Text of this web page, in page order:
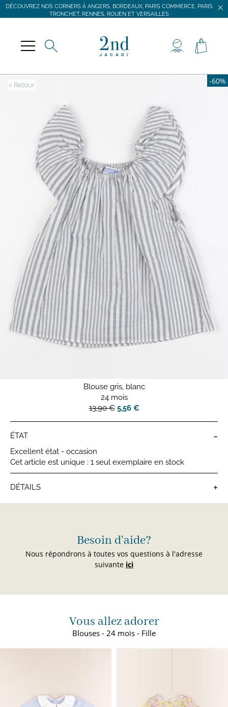
DÉCOUVREZ NOS CORNERS À ANGERS, BORDEAUX, PARIS COMMERCE, PARIS
TRONCHET, RENNES, ROUEN ET VERSAILLES
DÉCOUVREZ NOS CORNERS À ANGERS, BORDEAUX, PARIS COMMERCE, PARIS
TRONCHET, RENNES, ROUEN ET VERSAILLES
< Retour -60%
Blouse gris, blanc
24 mois
13,90 € 5,56 €
ÉTAT -
Excellent état - occasion
Cet article est unique : 1 seul exemplaire en stock
DÉTAILS +
Blouses
Besoin d'aide?
Nous répondrons à toutes vos questions à l'adresse
suivante ici
Vous allez adorer
Blouses - 24 mois - Fille